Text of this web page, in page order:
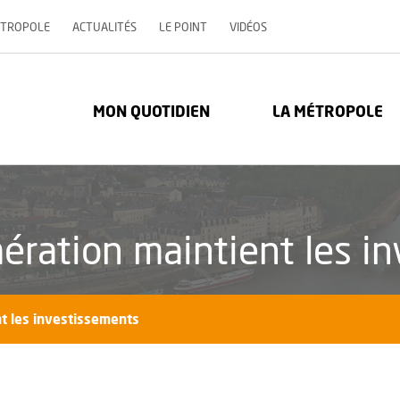
ACTUALITÉS LE POINT VIDÉOS, OUVRE UNE NOUVELLE
Métropole - Communauté urbaine : Retour à l'accueil
MON QUOTIDIEN LA MÉTROPOLE
maintient les
les investissements